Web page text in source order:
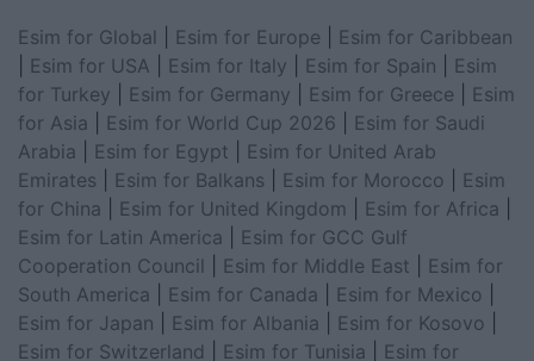
Esim for Global Esim for Europe
Esim for Caribbean
Esim for USA Esim for Italy Esim for Spain
Esim
for Turkey
Esim for Germany Esim for Greece
Esim
for Asia
Esim for World Cup 2026
Esim for Saudi
Arabia
Esim for Egypt
Esim for United Arab
Emirates
Esim for Balkans Esim for Morocco
Esim
for China
Esim for United Kingdom Esim for Africa
Esim for Latin America
Esim for GCC Gulf
Cooperation Council
Esim for Middle East
Esim for
South America
Esim for Canada Esim for Mexico
Esim for Japan
Esim for Albania Esim for Kosovo
Esim for Switzerland
Esim for Tunisia
Esim for